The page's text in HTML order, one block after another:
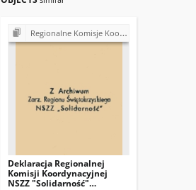
Regionalne Komisje Koordynacyjne NSZZ "Solidarność"
Deklaracja Regionalnej
Komisji Koordynacyjnej
NSZZ "Solidarność"